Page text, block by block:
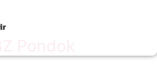
Pondok